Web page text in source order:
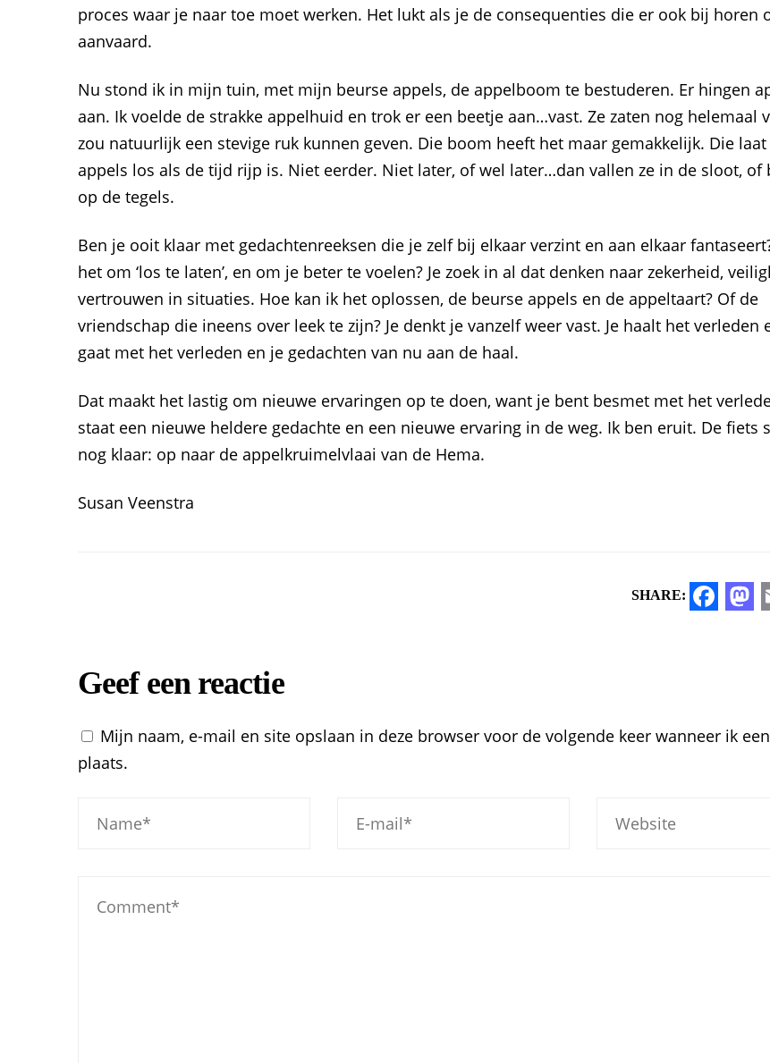
proces waar je naar toe moet werken. Het lukt als je de consequenties die er ook bij horen
aanvaard.
Nu stond ik in mijn tuin, met mijn beurse appels, de appelboom te bestuderen. Er hingen
aan. Ik voelde de strakke appelhuid en trok er een beetje aan…vast. Ze zaten nog helemaal
zou natuurlijk een stevige ruk kunnen geven. Die boom heeft het maar gemakkelijk. Die laat
appels los als de tijd rijp is. Niet eerder. Niet later, of wel later…dan vallen ze in de sloot, of
op de tegels.
Ben je ooit klaar met gedachtenreeksen die je zelf bij elkaar verzint en aan elkaar
het om ‘los te laten’, en om je beter te voelen? Je zoek in al dat denken naar zekerheid,
vertrouwen in situaties. Hoe kan ik het oplossen, de beurse appels en de appeltaart? Of de
vriendschap die ineens over leek te zijn? Je denkt je vanzelf weer vast. Je haalt het verleden
gaat met het verleden en je gedachten van nu aan de haal.
Dat maakt het lastig om nieuwe ervaringen op te doen, want je bent besmet met het
staat een nieuwe heldere gedachte en een nieuwe ervaring in de weg. Ik ben eruit. De fiets
nog klaar: op naar de appelkruimelvlaai van de Hema.
Susan Veenstra
SHARE:
Geef een reactie
Mijn naam, e-mail en site opslaan in deze browser voor de volgende keer wanneer ik
plaats.